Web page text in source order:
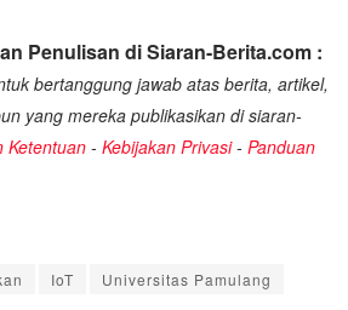
Penulisan di Siaran-Berita.com :
bertanggung jawab atas berita, artikel,
yang mereka publikasikan di siaran-
Ketentuan - Kebijakan Privasi- Panduan
IoT Universitas Pamulang